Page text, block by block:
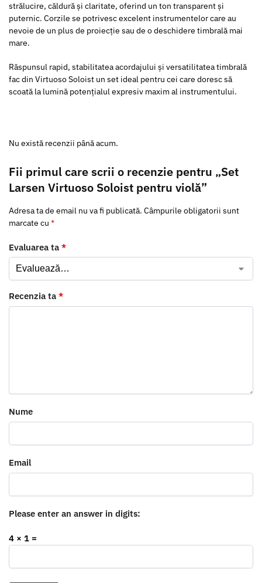
strălucire, căldură și claritate, oferind un ton transparent și
puternic. Corzile se potrivesc excelent instrumentelor care au
nevoie de un plus de proiecție sau de o deschidere timbrală mai
mare.
Răspunsul rapid, stabilitatea acordajului și versatilitatea timbrală
fac din Virtuoso Soloist un set ideal pentru cei care doresc să
scoată la lumină potențialul expresiv maxim al instrumentului.
Nu există recenzii până acum.
Fii primul care scrii o recenzie pentru „Set
Larsen Virtuoso Soloist pentru violă”
Adresa ta de email nu va fi publicată. Câmpurile obligatorii sunt
marcate cu *
Evaluarea ta *
Recenzia ta *
Nume
Email
Please enter an answer in digits:
4 × 1 =